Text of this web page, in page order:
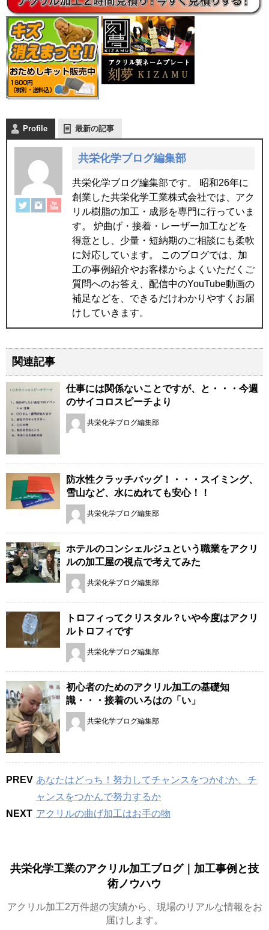
Profile 最新の記事
共栄化学ブログ編集部
共栄化学ブログ編集部です。 昭和26年に
創業した共栄化学工業株式会社では、アク
リル樹脂の加工・成形を専門に行っていま
す。 炉曲げ・接着・レーザー加工などを
得意とし、少量・短納期のご相談にも柔軟
に対応しています。 このブログでは、加
工の事例紹介やお客様からよくいただくご
質問へのお答え、配信中のYouTube動画の
補足などを、できるだけわかりやすくお届
けしていきます。
関連記事
仕事には関係ないことですが、と・・・今週
のサイコロスピーチより
共栄化学ブログ編集部
防水性クラッチバッグ！・・・スイミング、
雪山など、水にぬれても安心！！
共栄化学ブログ編集部
ホテルのコンシェルジュという職業をアクリ
ルの加工屋の視点で考えてみた
共栄化学ブログ編集部
トロフィってクリスタル？いや今度はアクリ
ルトロフィです
共栄化学ブログ編集部
初心者のためのアクリル加工の基礎知
識・・・接着のいろはの「い」
共栄化学ブログ編集部
PREV あなたはどっち！努力してチャンスをつかむか、チ
ャンスをつかんで努力するか
NEXT アクリルの曲げ加工はお手の物
共栄化学工業のアクリル加工ブログ｜加工事例と技
術ノウハウ
アクリル加工2万件超の実績から、現場のリアルな情報をお
届けします。